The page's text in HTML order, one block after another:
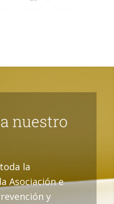
nuestro
la
Asociación e
y